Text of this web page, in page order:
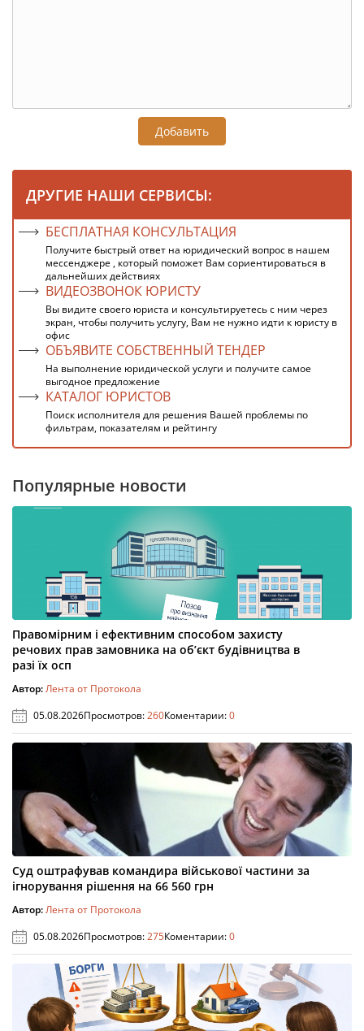
Добавить
ДРУГИЕ НАШИ СЕРВИСЫ:
БЕСПЛАТНАЯ КОНСУЛЬТАЦИЯ
Получите быстрый ответ на юридический вопрос в нашем
мессенджере , который поможет Вам сориентироваться в
дальнейших действиях
ВИДЕОЗВОНОК ЮРИСТУ
Вы видите своего юриста и консультируетесь с ним через
экран, чтобы получить услугу, Вам не нужно идти к юристу в
офис
ОБЪЯВИТЕ СОБСТВЕННЫЙ ТЕНДЕР
На выполнение юридической услуги и получите самое
выгодное предложение
КАТАЛОГ ЮРИСТОВ
Поиск исполнителя для решения Вашей проблемы по
фильтрам, показателям и рейтингу
Популярные новости
Правомірним і ефективним способом захисту
речових прав замовника на об’єкт будівництва в
разі їх осп
Автор:Лента от Протокола
05.08.2026Просмотров:260Коментарии:0
Суд оштрафував командира військової частини за
ігнорування рішення на 66 560 грн
Автор:Лента от Протокола
05.08.2026Просмотров:275Коментарии:0